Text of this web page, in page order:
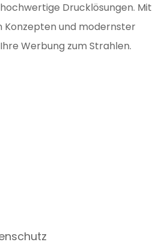
Drucklösungen. Mit
und modernster
Werbung zum Strahlen.